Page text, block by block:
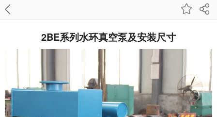
2BE系列水环真空泵及安装尺寸